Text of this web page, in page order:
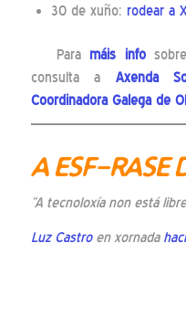
30 de xuño: rodear a
Para máis info
consulta a Axenda
Coordinadora Galega de
A ESF-RASE
“A tecnoloxía non está
Luz Castroen xornada